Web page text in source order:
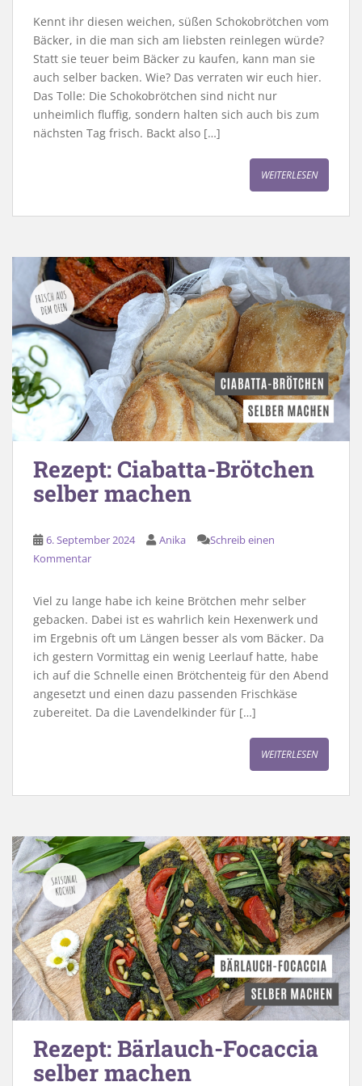
Kennt ihr diesen weichen, süßen Schokobrötchen vom
Bäcker, in die man sich am liebsten reinlegen würde?
Statt sie teuer beim Bäcker zu kaufen, kann man sie
auch selber backen. Wie? Das verraten wir euch hier.
Das Tolle: Die Schokobrötchen sind nicht nur
unheimlich fluffig, sondern halten sich auch bis zum
nächsten Tag frisch. Backt also […]
WEITERLESEN
Rezept: Ciabatta-Brötchen
selber machen
6. September 2024 Anika
Schreib einen
Kommentar
Viel zu lange habe ich keine Brötchen mehr selber
gebacken. Dabei ist es wahrlich kein Hexenwerk und
im Ergebnis oft um Längen besser als vom Bäcker. Da
ich gestern Vormittag ein wenig Leerlauf hatte, habe
ich auf die Schnelle einen Brötchenteig für den Abend
angesetzt und einen dazu passenden Frischkäse
zubereitet. Da die Lavendelkinder für […]
WEITERLESEN
Rezept: Bärlauch-Focaccia
selber machen